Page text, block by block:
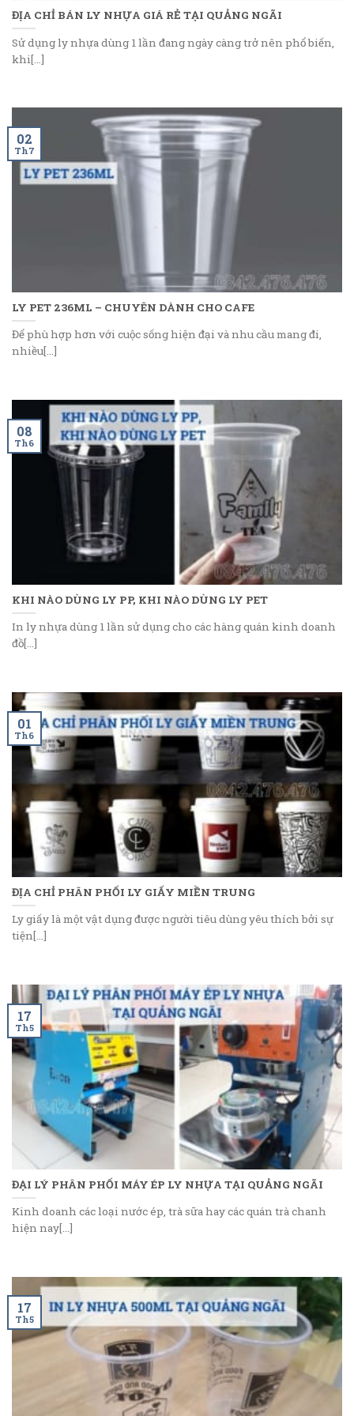
ĐỊA CHỈ BÁN LY NHỰA GIÁ RẺ TẠI QUẢNG NGÃI
Sử dụng ly nhựa dùng 1 lần đang ngày càng trở nên phổ biến,
khi[...]
LY PET 236ML – CHUYÊN DÀNH CHO CAFE
Để phù hợp hơn với cuộc sống hiện đại và nhu cầu mang đi,
nhiều[...]
02
Th7
KHI NÀO DÙNG LY PP, KHI NÀO DÙNG LY PET
In ly nhựa dùng 1 lần sử dụng cho các hàng quán kinh doanh
đồ[...]
08
Th6
ĐỊA CHỈ PHÂN PHỐI LY GIẤY MIỀN TRUNG
Ly giấy là một vật dụng được người tiêu dùng yêu thích bởi sự
tiện[...]
01
Th6
ĐẠI LÝ PHÂN PHỐI MÁY ÉP LY NHỰA TẠI QUẢNG NGÃI
Kinh doanh các loại nước ép, trà sữa hay các quán trà chanh
hiện nay[...]
17
Th5
17
Th5